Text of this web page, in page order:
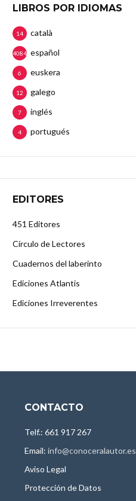
LIBROS POR IDIOMAS
català
14
español
4084
euskera
6
galego
12
inglés
7
portugués
4
EDITORES
451 Editores
Círculo de Lectores
Cuadernos del laberinto
Ediciones Atlantis
Ediciones Irreverentes
CONTACTO
Telf.: 661 917 267
Email: info@conoceralautor.es
Aviso Legal
Protección de Datos